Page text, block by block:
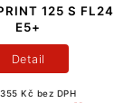
125 S FL24
E5+
Kč bez DPH
Detail